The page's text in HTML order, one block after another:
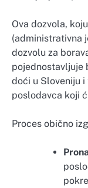
Ova dozvola,
(administrativna
dozvolu za
pojednostavljuje
doći u Sloveniju
poslodavca koji
Proces obično